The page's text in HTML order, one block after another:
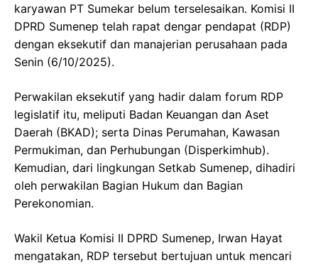
karyawan PT Sumekar belum terselesaikan. Komisi II
DPRD Sumenep telah rapat dengar pendapat (RDP)
dengan eksekutif dan manajerian perusahaan pada
Senin (6/10/2025).
Perwakilan eksekutif yang hadir dalam forum RDP
legislatif itu, meliputi Badan Keuangan dan Aset
Daerah (BKAD); serta Dinas Perumahan, Kawasan
Permukiman, dan Perhubungan (Disperkimhub).
Kemudian, dari lingkungan Setkab Sumenep, dihadiri
oleh perwakilan Bagian Hukum dan Bagian
Perekonomian.
Wakil Ketua Komisi II DPRD Sumenep, Irwan Hayat
mengatakan, RDP tersebut bertujuan untuk mencari